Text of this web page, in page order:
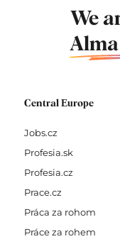
We
Central Europe
Jobs.cz
Profesia.sk
Profesia.cz
Prace.cz
Práca za rohom
Práce za rohem